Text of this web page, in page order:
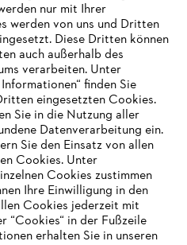
nur mit Ihrer
werden von uns und Dritten
Diese Dritten können
auch außerhalb des
verarbeiten. Unter
finden Sie
eingesetzten Cookies.
Sie in die Nutzung aller
Datenverarbeitung ein.
Sie den Einsatz von allen
Cookies. Unter
Cookies zustimmen
Ihre Einwilligung in den
Cookies jederzeit mit
“Cookies“ in der Fußzeile
erhalten Sie in unseren